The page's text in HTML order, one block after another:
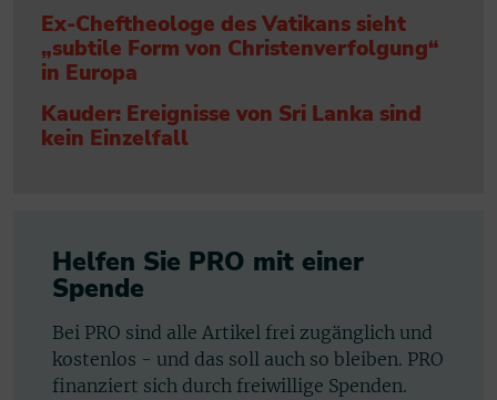
Ex-Cheftheologe des Vatikans sieht
„subtile Form von Christenverfolgung“
in Europa
Kauder: Ereignisse von Sri Lanka sind
kein Einzelfall
Helfen Sie PRO mit einer
Spende
Bei PRO sind alle Artikel frei zugänglich und
kostenlos - und das soll auch so bleiben. PRO
finanziert sich durch freiwillige Spenden.